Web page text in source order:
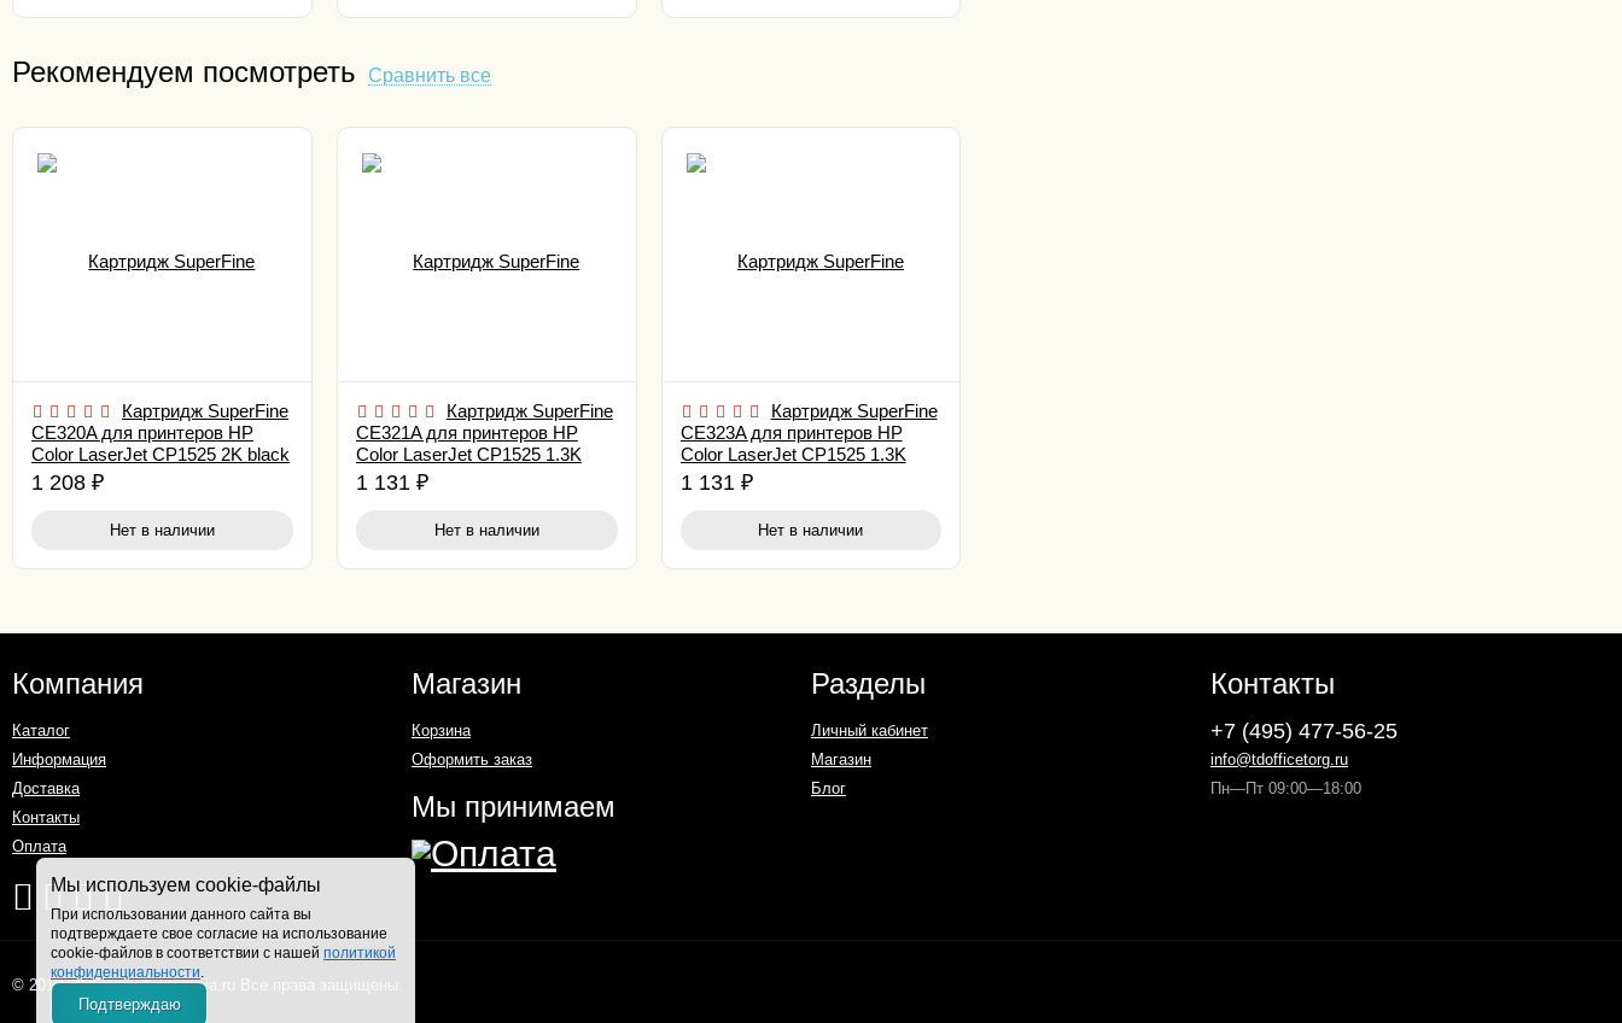
Рекомендуем посмотреть Сравнить все
Картридж SuperFine
CE320A для принтеров HP
Color LaserJet CP1525 2K black
1 208 ₽
Нет в наличии
Картридж SuperFine
CE321A для принтеров HP
Color LaserJet CP1525 1.3K
cyan
1 131 ₽
Нет в наличии
Картридж SuperFine
CE323A для принтеров HP
Color LaserJet CP1525 1.3K
magenta
1 131 ₽
Нет в наличии
Компания
Каталог
Информация
Доставка
Контакты
Оплата
Магазин
Корзина
Оформить заказ
Мы принимаем
Разделы
Личный кабинет
Магазин
Блог
Контакты
+7 (495) 477-56-25
info@tdofficetorg.ru
Пн—Пт 09:00—18:00
© 2018-2025 superfine-russia.ru Все права защищены.
Мы используем cookie-файлы
При использовании данного сайта вы
подтверждаете свое согласие на использование
cookie-файлов в соответствии с нашей политикой
конфиденциальности.
Подтверждаю